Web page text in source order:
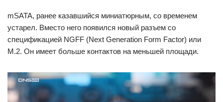
mSATA, ранее казавшийся миниатюрным, со временем
устарел. Вместо него появился новый разъем со
спецификацией NGFF (Next Generation Form Factor) или
M.2. Он имеет больше контактов на меньшей площади.